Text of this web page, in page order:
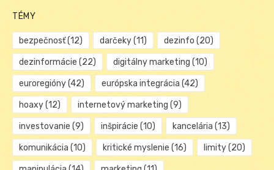
TÉMY
bezpečnosť(12) darčeky(11) dezinfo (20)
dezinformácie (22) digitálny marketing (10)
euroregióny(42) európska integrácia (42)
hoaxy(12) internetový marketing (9)
investovanie (9) inšpirácie (10) kancelária (13)
komunikácia (10) kritické myslenie (16) limity(20)